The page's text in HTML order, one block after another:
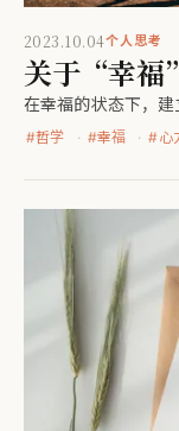
2023.10.04个人思考
关于“幸福
在幸福的状态下，建
#哲学 #幸福 #心